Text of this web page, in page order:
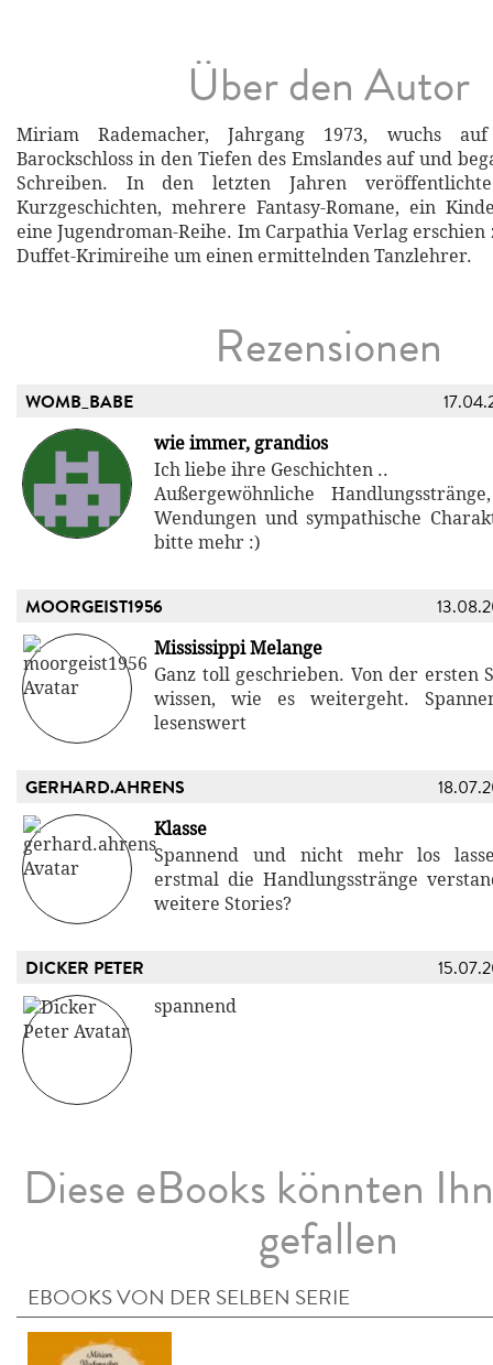
Über den Autor
Miriam Rademacher, Jahrgang 1973, wuchs
Barockschloss in den Tiefen des Emslandes auf und
Schreiben. In den letzten Jahren
Kurzgeschichten, mehrere Fantasy-Romane, ein
eine Jugendroman-Reihe. Im Carpathia Verlag
Duffet-Krimireihe um einen ermittelnden Tanzlehrer.
Rezensionen
WOMB_BABE
wie immer, grandios
Ich liebe ihre Geschichten ..
Außergewöhnliche
Wendungen und sympathische
bitte mehr :)
MOORGEIST1956
Mississippi Melange
Ganz toll geschrieben. Von der ersten
wissen, wie es weitergeht.
lesenswert
GERHARD.AHRENS
Klasse
Spannend und nicht mehr los
erstmal die Handlungsstränge
weitere Stories?
DICKER PETER
spannend
Diese eBooks könnten
gefallen
EBOOKS VON DER SELBEN SERIE